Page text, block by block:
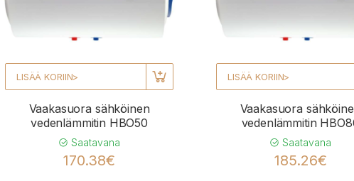
LISÄÄ KORIIN>
Vaakasuora sähköinen
vedenlämmitin HBO50
Saatavana
170.38€
LISÄÄ KORIIN>
Vaakasuora
vedenlämmitin
Saatavana
185.26€